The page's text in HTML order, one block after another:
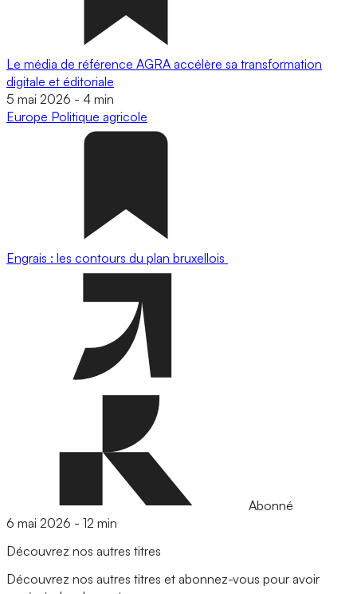
Le média de référence AGRA accélère sa transformation
digitale et éditoriale
5 mai 2026 - 4 min
Europe Politique agricole
Engrais : les contours du plan bruxellois
Abonné
6 mai 2026 - 12 min
Découvrez nos autres titres
Découvrez nos autres titres et abonnez-vous pour avoir